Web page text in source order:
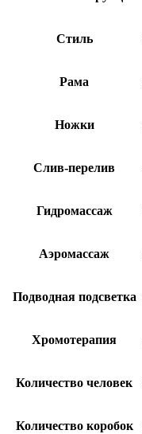
Стиль
Рама
Ножки
Слив-перелив
Гидромассаж
Аэромассаж
Подводная подсветка
Хромотерапия
Количество человек
Количество коробок